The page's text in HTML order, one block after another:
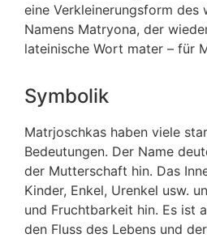
eine Verkleinerungsform des
Namens Matryona, der
lateinische Wort mater – für
Symbolik
Matrjoschkas haben viele
Bedeutungen. Der Name
der Mutterschaft hin. Das
Kinder, Enkel, Urenkel usw.
und Fruchtbarkeit hin. Es ist
den Fluss des Lebens und